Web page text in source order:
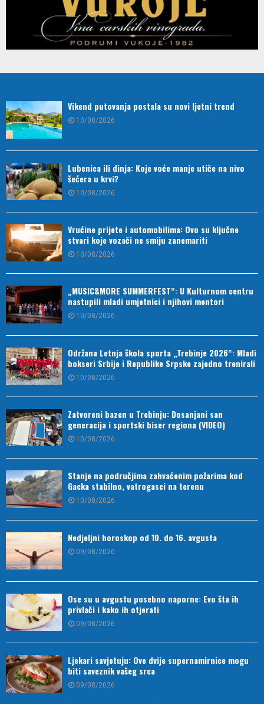
Vikend putovanja postala su novi ljetni trend
10/08/2026
Lubenica ili dinja: Koje voće manje utiče na nivo
šećera u krvi?
10/08/2026
Vrućine prijete i automobilima: Ovo su ključne
stvari koje vozači ne smiju zanemariti
10/08/2026
„MUSIC&MORE SUMMERFEST“: U Kulturnom centru
nastupili mladi umjetnici i njihovi mentori
10/08/2026
Održana Letnja škola sporta „Trebinje 2026“: Mladi
bokseri Srbije i Republike Srpske zajedno trenirali
10/08/2026
Zatvoreni bazen u Trebinju: Dosanjani san
generacija i sportski biser regiona (VIDEO)
10/08/2026
Stanje na područjima zahvaćenim požarima kod
Gacka stabilno, vatrogasci na terenu
10/08/2026
Nedjeljni horoskop od 10. do 16. avgusta
09/08/2026
Ose su u avgustu posebno naporne: Evo šta ih
privlači i kako ih otjerati
09/08/2026
Ljekari savjetuju: Ove dvije supernamirnice mogu
biti saveznik vašeg srca
09/08/2026